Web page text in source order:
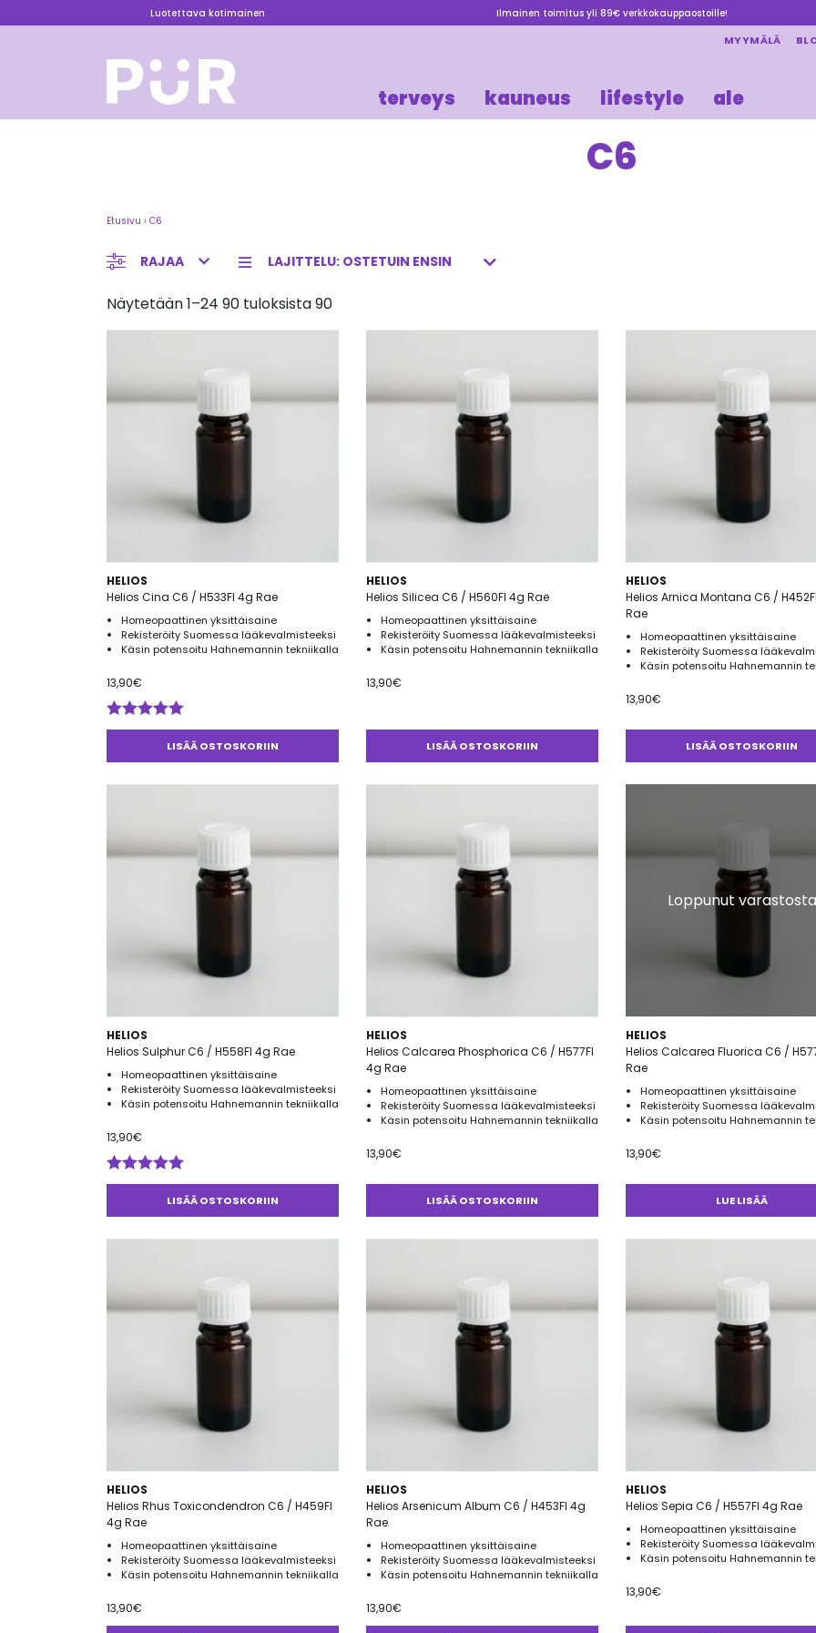
Luotettava kotimainen Ilmainen toimitus yli 89€ verkkokauppaostoille!
MYYMÄLÄ
terveys kauneus lifestyle ale
C6
Etusivu › C6
RAJAA
Näytetään 1–24 90 tuloksista 90
HELIOS
Helios Cina C6 / H533FI 4g Rae
Homeopaattinen yksittäisaine
Rekisteröity Suomessa lääkevalmisteeksi
Käsin potensoitu Hahnemannin tekniikalla
13,90€
Arvostelu
tuotteesta:LISÄÄ OSTOSKORIIN
HELIOS
Helios Silicea C6 / H560FI 4g Rae
Homeopaattinen yksittäisaine
Rekisteröity Suomessa lääkevalmisteeksi
Käsin potensoitu Hahnemannin tekniikalla
13,90€
LISÄÄ OSTOSKORIIN
HELIOS
Helios Arnica Montana C6 /
Rae
Homeopaattinen yksittäisaine
Rekisteröity Suomessa
Käsin potensoitu Hahnemannin
13,90€
LISÄÄ OSTOSKORIIN
HELIOS
Helios Sulphur C6 / H558FI 4g Rae
Homeopaattinen yksittäisaine
Rekisteröity Suomessa lääkevalmisteeksi
Käsin potensoitu Hahnemannin tekniikalla
13,90€
Arvostelu
tuotteesta:LISÄÄ OSTOSKORIIN
HELIOS
Helios Calcarea Phosphorica C6 / H577FI
4g Rae
Homeopaattinen yksittäisaine
Rekisteröity Suomessa lääkevalmisteeksi
Käsin potensoitu Hahnemannin tekniikalla
13,90€
LISÄÄ OSTOSKORIIN
Loppunut varastosta
HELIOS
Helios Calcarea Fluorica C6 /
Rae
Homeopaattinen yksittäisaine
Rekisteröity Suomessa
Käsin potensoitu Hahnemannin
13,90€
LUE LISÄÄ
HELIOS
Helios Rhus Toxicondendron C6 / H459FI
4g Rae
Homeopaattinen yksittäisaine
Rekisteröity Suomessa lääkevalmisteeksi
Käsin potensoitu Hahnemannin tekniikalla
13,90€
HELIOS
Helios Arsenicum Album C6 / H453FI 4g
Rae
Homeopaattinen yksittäisaine
Rekisteröity Suomessa lääkevalmisteeksi
Käsin potensoitu Hahnemannin tekniikalla
13,90€
HELIOS
Helios Sepia C6 / H557FI 4g Rae
Homeopaattinen yksittäisaine
Rekisteröity Suomessa
Käsin potensoitu Hahnemannin
13,90€